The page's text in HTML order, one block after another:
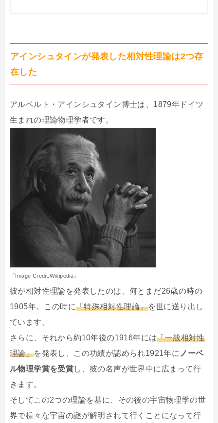
アインシュタインが発表した相対性理論は2つ存
在した
アルベルト・アインシュタイン博士は、1879年ドイツ
生まれの理論物理学者です。
「Image Credit:Wikipedia」
彼が相対性理論を発表したのは、何とまだ26歳の時の
1905年。この時に「特殊相対性理論」を世に送り出し
ています。
さらに、それから約10年後の1916年には「一般相対性
理論」を発表し、この功績が認められ1921年に ノーベ
ル物理学賞を受賞し、彼の名声が世界中に広まって行
きます。
そしてこの2つの理論を基に、その後の宇宙物理学の世
界で様々な宇宙の謎が解明されて行くことになって行